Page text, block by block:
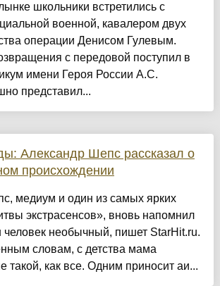
школьники встретились с
военной, кавалером двух
операции Денисом Гулевым.
с передовой поступил в
имени Героя России А.С.
представил...
Александр Шепс рассказал о
происхождении
медиум и один из самых ярких
экстрасенсов», вновь напомнил
человек необычный, пишет StarHit.ru.
словам, с детства мама
такой, как все. Одним приносит аи...